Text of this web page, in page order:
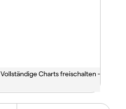
Vollständige Charts freischalten -